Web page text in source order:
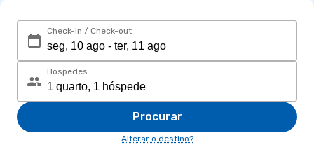
Check-in / Check-out
Hóspedes
Procurar
Alterar o destino?